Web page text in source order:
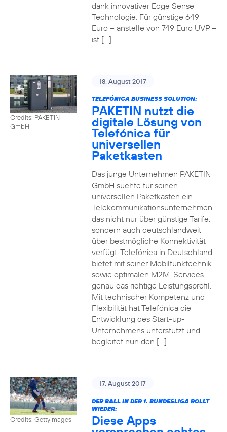
dank innovativer Edge Sense
Technologie. Für günstige 649
Euro – anstelle von 749 Euro UVP –
ist […]
Credits: PAKETIN
GmbH
18. August 2017
TELEFÓNICA BUSINESS SOLUTION:
PAKETIN nutzt die
digitale Lösung von
Telefónica für
universellen
Paketkasten
Das junge Unternehmen PAKETIN
GmbH suchte für seinen
universellen Paketkasten ein
Telekommunikationsunternehmen
das nicht nur über günstige Tarife,
sondern auch deutschlandweit
über bestmögliche Konnektivität
verfügt. Telefónica in Deutschland
bietet mit seiner Mobilfunktechnik
sowie optimalen M2M-Services
genau das richtige Leistungsprofil.
Mit technischer Kompetenz und
Flexibilität hat Telefónica die
Entwicklung des Start-up-
Unternehmens unterstützt und
begleitet nun den […]
Credits: Gettyimages
17. August 2017
DER BALL IN DER 1. BUNDESLIGA ROLLT
WIEDER:
Diese Apps